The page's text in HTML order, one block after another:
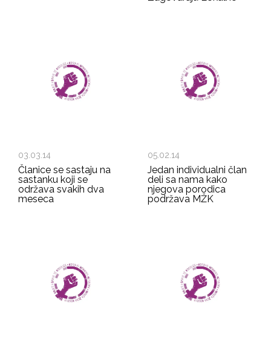
03.03.14
Članice se sastaju na
sastanku koji se
održava svakih dva
meseca
05.02.14
Jedan individualni član
deli sa nama kako
njegova porodica
podržava MŽK